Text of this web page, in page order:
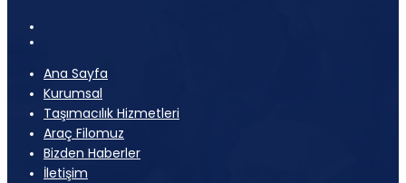
Ana Sayfa
Kurumsal
Taşımacılık Hizmetleri
Araç Filomuz
Bizden Haberler
İletişim